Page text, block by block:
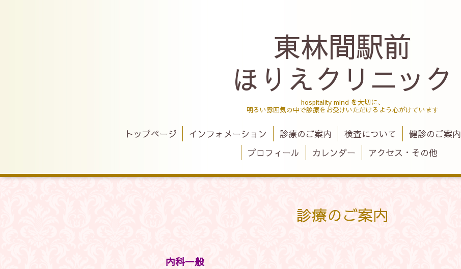
東林間駅前
ほりえクリニック
hospitality mind を大切に、
明るい雰囲気の中で診療をお受けいただけるよう心がけています
トップページ インフォメーション 診療のご案内 検査について 健診のご案内
プロフィール
カレンダー アクセス・その他
診療のご案内
内科一般